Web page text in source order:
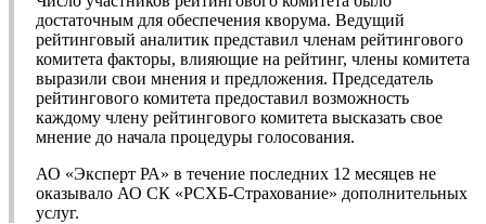
достаточным для обеспечения кворума. Ведущий
рейтинговый аналитик представил членам рейтингового
комитета факторы, влияющие на рейтинг, члены комитета
выразили свои мнения и предложения. Председатель
рейтингового комитета предоставил возможность
каждому члену рейтингового комитета высказать свое
мнение до начала процедуры голосования.
АО «Эксперт РА» в течение последних 12 месяцев не
оказывало АО СК «РСХБ-Страхование» дополнительных
услуг.